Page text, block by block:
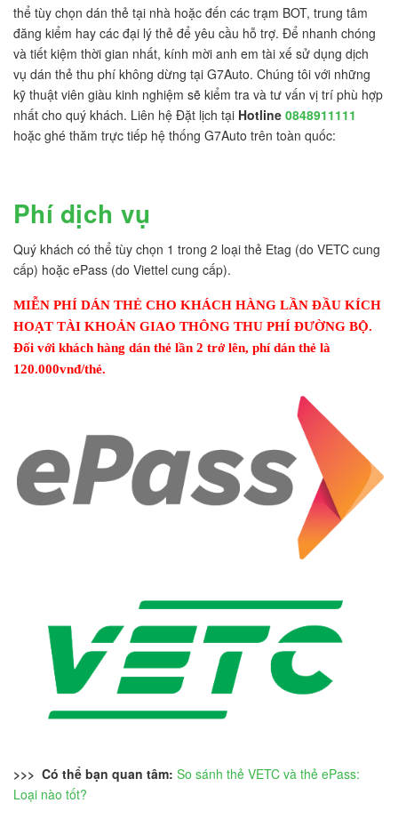
thể tùy chọn dán thẻ tại nhà hoặc đến các trạm BOT, trung tâm
đăng kiểm hay các đại lý thẻ để yêu cầu hỗ trợ. Để nhanh chóng
và tiết kiệm thời gian nhất, kính mời anh em tài xế sử dụng dịch
vụ dán thẻ thu phí không dừng tại G7Auto. Chúng tôi với những
kỹ thuật viên giàu kinh nghiệm sẽ kiểm tra và tư vấn vị trí phù hợp
nhất cho quý khách. Liên hệ Đặt lịch tại Hotline 0848911111
hoặc ghé thăm trực tiếp hệ thống G7Auto trên toàn quốc:
Phí dịch vụ
Quý khách có thể tùy chọn 1 trong 2 loại thẻ Etag (do VETC cung
cấp) hoặc ePass (do Viettel cung cấp).
MIỄN PHÍ DÁN THẺ CHO KHÁCH HÀNG LẦN ĐẦU KÍCH
HOẠT TÀI KHOẢN GIAO THÔNG THU PHÍ ĐƯỜNG BỘ.
Đối với khách hàng dán thẻ lần 2 trở lên, phí dán thẻ là
120.000vnđ/thẻ.
>>> Có thể bạn quan tâm: So sánh thẻ VETC và thẻ ePass:
Loại nào tốt?